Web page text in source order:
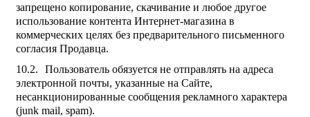
запрещено копирование, скачивание и любое другое
использование контента Интернет-магазина в
коммерческих целях без предварительного письменного
согласия Продавца.
Пользователь обязуется не отправлять на адреса
электронной почты, указанные на Сайте,
несанкционированные сообщения рекламного характера
(junk mail, spam).